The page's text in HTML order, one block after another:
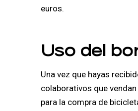
euros.
Uso del
Una vez que hayas
colaborativos que
para la compra de